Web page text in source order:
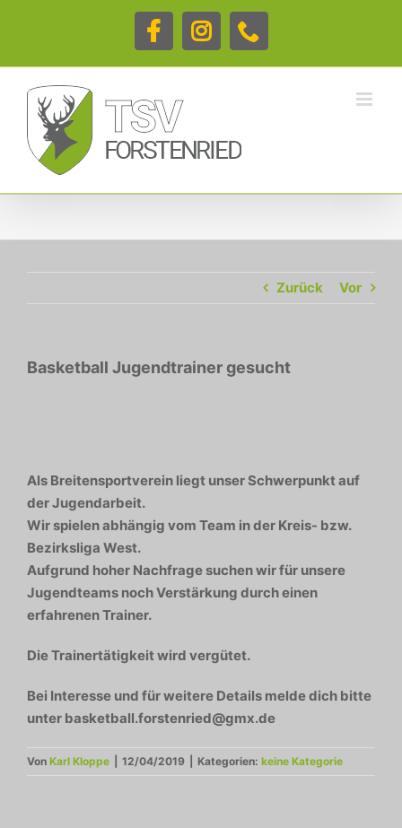
FacebookInstagram
Telefon
Zurück Vor
Basketball Jugendtrainer gesucht
Als Breitensportverein liegt unser Schwerpunkt auf
der Jugendarbeit.
Wir spielen abhängig vom Team in der Kreis- bzw.
Bezirksliga West.
Aufgrund hoher Nachfrage suchen wir für unsere
Jugendteams noch Verstärkung durch einen
erfahrenen Trainer.
Die Trainertätigkeit wird vergütet.
Bei Interesse und für weitere Details melde dich bitte
unter basketball.forstenried@gmx.de
Von Karl Kloppe 12/04/2019 Kategorien: keine Kategorie